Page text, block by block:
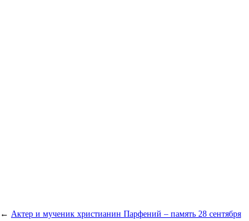
← Актер и мученик христианин Парфений – память 28 сентября